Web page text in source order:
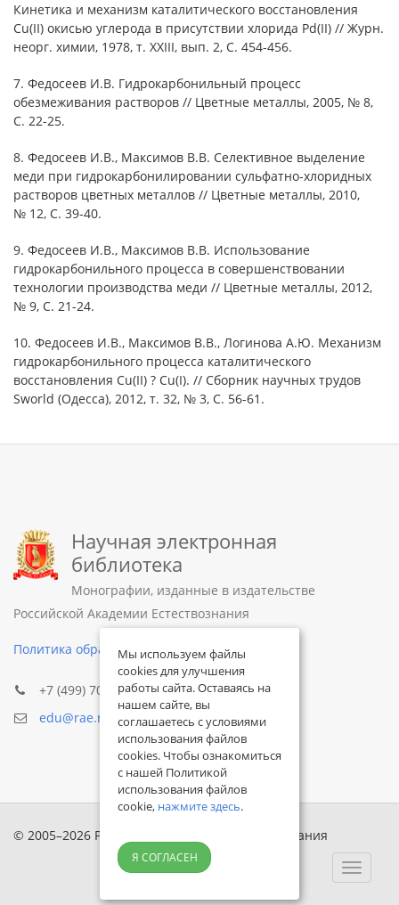
Кинетика и механизм каталитического восстановления
Cu(II) окисью углерода в присутствии хлорида Pd(II) // Журн.
неорг. химии, 1978, т. XXIII, вып. 2, С. 454-456.
7. Федосеев И.В. Гидрокарбонильный процесс
обезмеживания растворов // Цветные металлы, 2005, № 8,
C. 22-25.
8. Федосеев И.В., Максимов В.В. Селективное выделение
меди при гидрокарбонилировании сульфатно-хлоридных
растворов цветных металлов // Цветные металлы, 2010,
№ 12, C. 39-40.
9. Федосеев И.В., Максимов В.В. Использование
гидрокарбонильного процесса в совершенствовании
технологии производства меди // Цветные металлы, 2012,
№ 9, C. 21-24.
10. Федосеев И.В., Максимов В.В., Логинова А.Ю. Механизм
гидрокарбонильного процесса каталитического
восстановления Cu(II) ? Cu(I). // Сборник научных трудов
Sworld (Одесса), 2012, т. 32, № 3, C. 56-61.
Научная электронная
библиотека
Монографии, изданные в издательстве
Российской Академии Естествознания
Политика обработки персональных данных
+7 (499) 705-72-30
edu@rae.ru
© 2005–2026 Российская академия естествознания
Toggle
Мы используем файлы
cookies для улучшения
работы сайта. Оставаясь на
нашем сайте, вы
соглашаетесь с условиями
использования файлов
cookies. Чтобы ознакомиться
с нашей Политикой
использования файлов
cookie, нажмите здесь.
Я СОГЛАСЕН